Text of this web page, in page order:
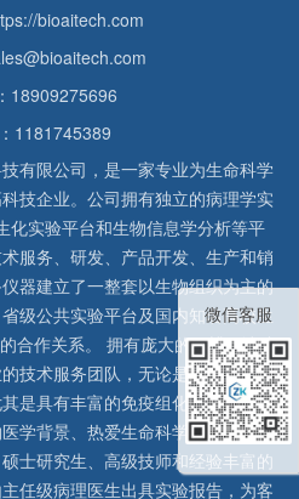
bioaitech.com
18909275696
1181745389
有限公司，是一家专业为生命科学
技企业。公司拥有独立的病理学实
化实验平台和生物信息学分析等平
服务、研发、产品开发、生产和销
器建立了一整套以生物组织为主的
级公共实验平台及国内知名高校生
合作关系。 拥有庞大的石蜡、冰冻
技术服务团队，无论是形态病理学
是具有丰富的免疫组化实验经验，
学背景、热爱生命科学研究的留美
士研究生、高级技师和经验丰富的
任级病理医生出具实验报告，为客
微信客服